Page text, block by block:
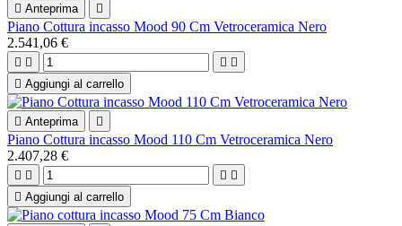
 Anteprima 
Piano Cottura incasso Mood 90 Cm Vetroceramica Nero
2.541,06 €
   
 Aggiungi al carrello
 Anteprima 
Piano Cottura incasso Mood 110 Cm Vetroceramica Nero
2.407,28 €
   
 Aggiungi al carrello